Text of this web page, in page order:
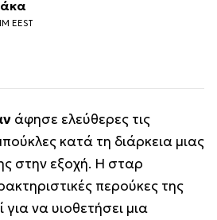
EEST
άφησε ελεύθερες τις
κατά τη διάρκεια μιας
στην εξοχή. Η σταρ
περούκες της
να υιοθετήσει μια